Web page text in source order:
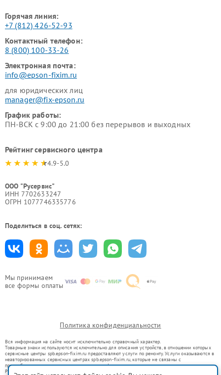
Мы принимаем
все формы оплаты
Горячая линия:
+7 (812) 426-52-93
Контактный телефон:
8 (800) 100-33-26
Электронная почта:
info@epson-fixim.ru
для юридических лиц
manager@fix-epson.ru
График работы:
ПН-ВСК с 9:00 до 21:00 без перерывов и выходных
Рейтинг сервисного центра
4.9-5.0
ООО "Русервис"
ИНН 7702633247
ОГРН 1077746335776
Поделиться в соц. сетях:
Политика конфиденциальности
Вся информация на сайте носит исключительно справочный характер.
Товарные знаки используются исключительно для описания устройств, в отношении которых
сервисные центры spb.epson-fixim.ru предоставляют услуги по ремонту. Услуги оказываются в
неавторизованных сервисных центрах spb.epson-fixim.ru, которые не связаны с
правообладателями товарных знаков или их официальными представителями.
Ремонт осуществляется для устройств, уже введенных в гражданский оборот в соответствии